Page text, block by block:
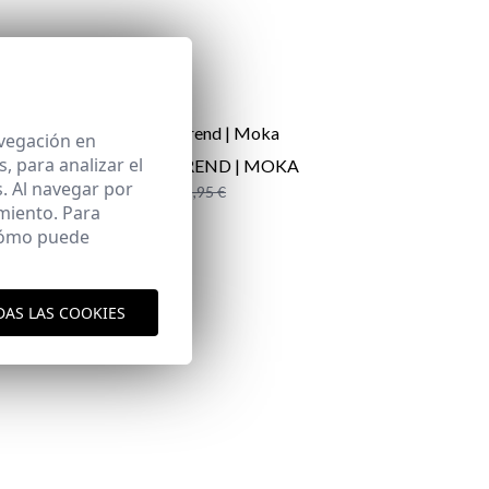
PARKA TREND | MOKA
34,95 € 79,95 €
en
para analizar el
Al navegar por
Para
puede
LAS COOKIES